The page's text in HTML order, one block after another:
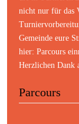
nicht nur für das
Gemeinde eure
hier: Parcours
Herzlichen Dank
Parcours